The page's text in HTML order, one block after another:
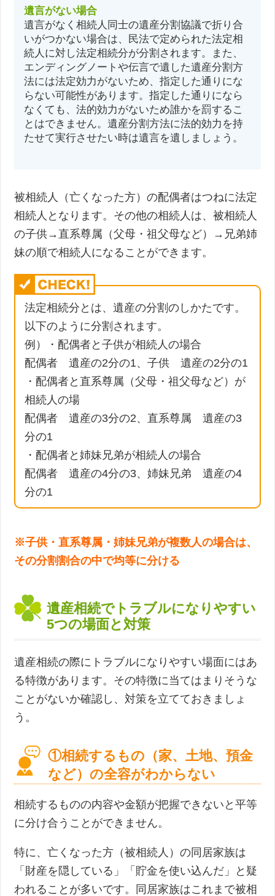
遺言がない場合
遺言がなく相続人同士の遺産分割協議で折り合
いがつかない場合は、民法で定められた法定相
続人に対し法定相続分が分割されます。また、
エンディングノートや伝言で遺した遺産分割方
法には法定効力がないため、指定した通りにな
らない可能性があります。指定した通りになら
なくても、法的効力がないため誰かを罰するこ
とはできません。遺産分割方法に法的効力を持
たせて実行させたい時は遺言を遺しましょう。
被相続人（亡くなった方）の配偶者はつねに法定
相続人となります。その他の相続人は、被相続人
の子供→直系尊属（父母・祖父母など）→兄弟姉
妹の順で相続人になることができます。
法定相続分とは、遺産の分割のしかたです。
以下のように分割されます。
例）・配偶者と子供が相続人の場合
配偶者 遺産の2分の1、子供 遺産の2分の1
・配偶者と直系尊属（父母・祖父母など）が
相続人の場
配偶者 遺産の3分の2、直系尊属 遺産の3
分の1
・配偶者と姉妹兄弟が相続人の場合
配偶者 遺産の4分の3、姉妹兄弟 遺産の4
分の1
※子供・直系尊属・姉妹兄弟が複数人の場合は、
その分割割合の中で均等に分ける
遺産相続でトラブルになりやすい
5つの場面と対策
遺産相続の際にトラブルになりやすい場面にはあ
る特徴があります。その特徴に当てはまりそうな
ことがないか確認し、対策を立てておきましょ
う。
①相続するもの（家、土地、預金
など）の全容がわからない
相続するものの内容や金額が把握できないと平等
に分け合うことができません。
特に、亡くなった方（被相続人）の同居家族は
「財産を隠している」「貯金を使い込んだ」と疑
われることが多いです。同居家族はこれまで被相